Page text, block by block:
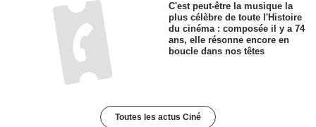
C'est peut-être la musique la
plus célèbre de toute l'Histoire
du cinéma : composée il y a 74
ans, elle résonne encore en
boucle dans nos têtes
Toutes les actus Ciné